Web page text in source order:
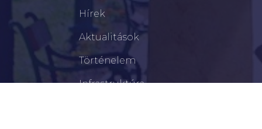
Hírek
Aktualitások
Történelem
Infrastruktúra